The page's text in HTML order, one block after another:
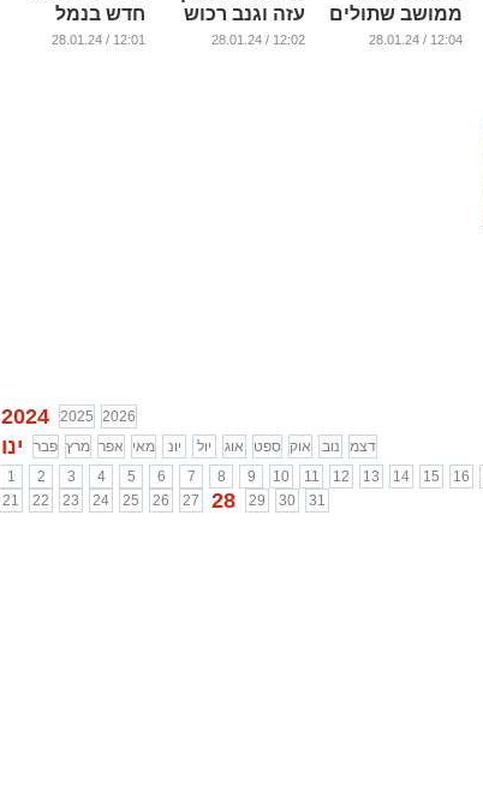
ממושב שתולים
הלך לעולמו
12:04 / 28.01.24
עזה וגנב רכוש
וכרטיסי אשראי
12:02 / 28.01.24
חדש בנמל
אשדוד
12:01 / 28.01.24
2024 2025 2026
ינו פבר מרץ אפר מאי יונ יול אוג ספט אוק נוב
דצמ
1
2 3 4 5 6 7 8 9 10 11 12 13 14 15 16
21
22 23 24 25 26 27 28 29 30 31